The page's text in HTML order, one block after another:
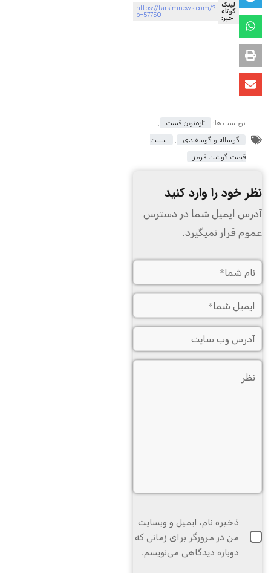
لینک
کوتاه
خبر:
https://tarsimnews.com/?
p=57750
برچسب ها: تازه‌ترین قیمت
گوساله و گوسفندی
لیست
قیمت گوشت قرمز
نظر خود را وارد کنید
آدرس ایمیل شما در دسترس
عموم قرار نمیگیرد.
ذخیره نام، ایمیل و وبسایت
من در مرورگر برای زمانی که
دوباره دیدگاهی می‌نویسم.